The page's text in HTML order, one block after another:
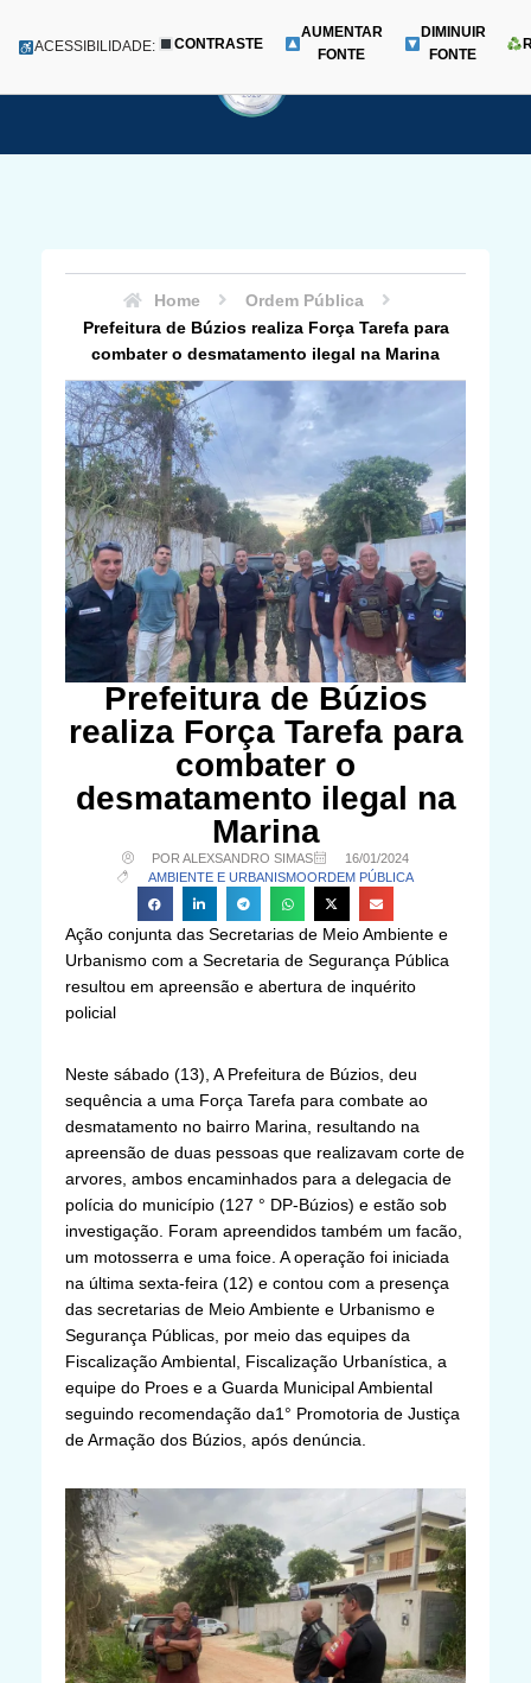
para
Menu
ACESSIBILIDADE: CONTRASTE
AUMENTAR
FONTE
DIMINUIR
FONTE
Home
Ordem Pública
Prefeitura de Búzios realiza Força Tarefa para
combater o desmatamento ilegal na Marina
Prefeitura de Búzios
realiza Força Tarefa para
combater o
desmatamento ilegal na
Marina
POR ALEXSANDRO SIMAS
16/01/2024
AMBIENTE E URBANISMOORDEM PÚBLICA
Ação conjunta das Secretarias de Meio Ambiente e
Urbanismo com a Secretaria de Segurança Pública
resultou em apreensão e abertura de inquérito
policial
Neste sábado (13), A Prefeitura de Búzios, deu
sequência a uma Força Tarefa para combate ao
desmatamento no bairro Marina, resultando na
apreensão de duas pessoas que realizavam corte de
arvores, ambos encaminhados para a delegacia de
polícia do município (127 ° DP-Búzios) e estão sob
investigação. Foram apreendidos também um facão,
um motosserra e uma foice. A operação foi iniciada
na última sexta-feira (12) e contou com a presença
das secretarias de Meio Ambiente e Urbanismo e
Segurança Públicas, por meio das equipes da
Fiscalização Ambiental, Fiscalização Urbanística, a
equipe do Proes e a Guarda Municipal Ambiental
seguindo recomendação da1° Promotoria de Justiça
de Armação dos Búzios, após denúncia.